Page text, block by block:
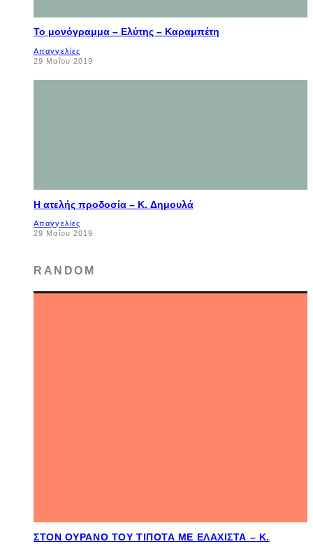
Το μονόγραμμα – Ελύτης – Καραμπέτη
Απαγγελίες
29 Μαΐου 2019
Η ατελής προδοσία – K. Δημουλά
Απαγγελίες
29 Μαΐου 2019
RANDOM
ΣΤΟΝ ΟΥΡΑΝΌ ΤΟΥ ΤΊΠΟΤΑ ΜΕ ΕΛΆΧΙΣΤΑ – Κ.